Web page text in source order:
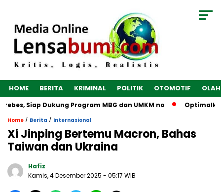
HOME BERITA KRIMINAL POLITIK OTOMOTIF
Siap Dukung Program MBG dan UMKM no Optimalkan
Home / Berita / Internasional
Xi Jinping Bertemu Macron, Bahas
Taiwan dan Ukraina
Hafiz
Kamis, 4 Desember 2025 - 05:17 WIB